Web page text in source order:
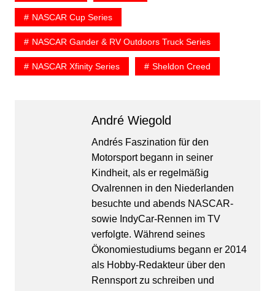
NASCAR Cup Series
NASCAR Gander & RV Outdoors Truck Series
NASCAR Xfinity Series Sheldon Creed
André Wiegold
Andrés Faszination für den
Motorsport begann in seiner
Kindheit, als er regelmäßig
Ovalrennen in den Niederlanden
besuchte und abends NASCAR-
sowie IndyCar-Rennen im TV
verfolgte. Während seines
Ökonomiestudiums begann er 2014
als Hobby-Redakteur über den
Rennsport zu schreiben und